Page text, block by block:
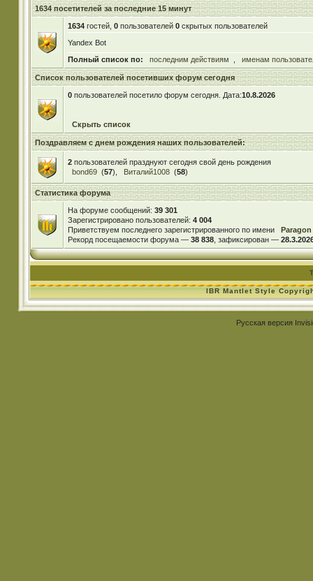
1634 посетителей за последние 15 минут
1634гостей, 0пользователей 0скрытых пользователей
Yandex Bot
Полный список по:
последним действиям именам
Список пользователей посетивших форум сегодня
0пользователей посетило форум сегодня. Дата:10.8.2026
Скрыть список
Поздравляем с днем рождения наших пользователей:
2пользователей празднуют сегодня свой день рождения
bond69 (57), Виталий1008 (58)
Статистика форума
На форуме сообщений: 39 301
Зарегистрировано пользователей: 4 004
Приветствуем последнего зарегистрированного по имени
Paragon
Рекорд посещаемости форума — 38 838, зафиксирован —
IBR Mantlet Style
Русская версия